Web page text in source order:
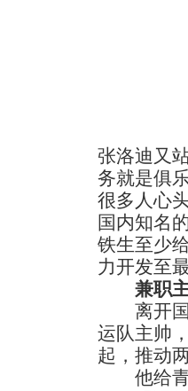
张洛迪又
务就是俱
很多人心
国内知名
铁生至少
力开发至
兼职
离开国
运队主帅
起，推动
他给青